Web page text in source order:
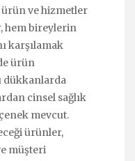
ve hizmetler
hem bireylerin
karşılamak
ürün
dükkanlarda
cinsel sağlık
mevcut.
ürünler,
müşteri